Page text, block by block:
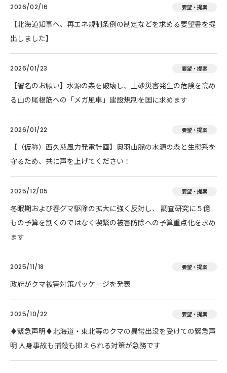
2026/02/16 要望・提案
【北海道知事へ、再エネ規制条例の制定などを求める要望書を提
出しました】
2026/01/23 要望・提案
【署名のお願い】水源の森を破壊し、土砂災害発生の危険を高め
る山の尾根筋への「メガ風車」建設規制を国に求めます
2026/01/22 要望・提案
【（仮称）西久慈風力発電計画】奥羽山脈の水源の森と生態系を
守るため、共に声を上げてください！
2025/12/05 要望・提案
冬眠期および春グマ駆除の拡大に強く反対し、 調査研究に５億
もの予算を割くのではなく喫緊の被害防除への予算重点化を求め
ます
2025/11/18 要望・提案
政府がクマ被害対策パッケージを発表
2025/10/22 要望・提案
♦️緊急声明♦️北海道・東北等のクマの異常出没を受けての緊急声
明 人身事故も捕殺も抑えられる対策が急務です